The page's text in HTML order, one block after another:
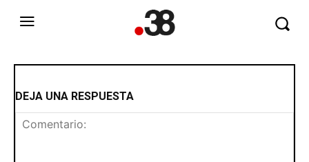
DEJA UNA RESPUESTA